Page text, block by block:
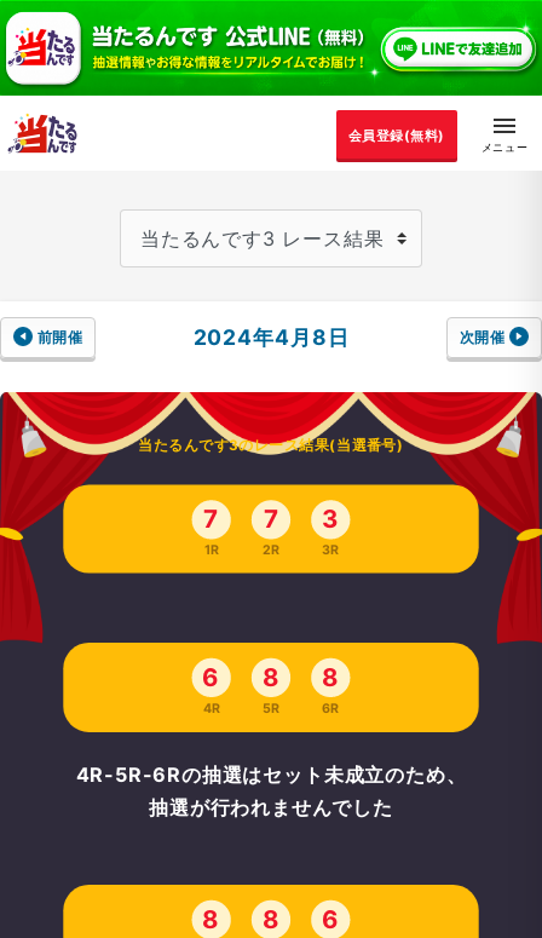
会員登録(無料)
前開催 2024年4月8日 次開催
当たるんです3のレース結果(当選番号)
7
1R
7
2R
3
3R
6
4R
8
5R
8
6R
4R-5R-6Rの抽選はセット未成立のため、
抽選が行われませんでした
8 8 6